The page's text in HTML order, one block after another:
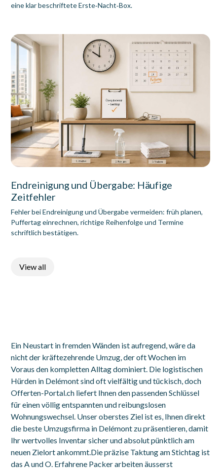
eine klar beschriftete Erste‑Nacht‑Box.
Endreinigung und Übergabe: Häufige
Zeitfehler
Fehler bei Endreinigung und Übergabe vermeiden: früh planen,
Puffertag einrechnen, richtige Reihenfolge und Termine
schriftlich bestätigen.
View all
Ein Neustart in fremden Wänden ist aufregend, wäre da
nicht der kräftezehrende Umzug, der oft Wochen im
Voraus den kompletten Alltag dominiert. Die logistischen
Hürden in Delémont sind oft vielfältig und tückisch, doch
Offerten-Portal.ch liefert Ihnen den passenden Schlüssel
für einen völlig entspannten und reibungslosen
Wohnungswechsel. Unser oberstes Ziel ist es, Ihnen direkt
die beste Umzugsfirma in Delémont zu präsentieren, damit
Ihr wertvolles Inventar sicher und absolut pünktlich am
neuen Zielort ankommt.Die präzise Taktung am Stichtag ist
das A und O. Erfahrene Packer arbeiten äusserst